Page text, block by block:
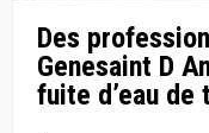
Des
Genesaint D
fuite d’eau de